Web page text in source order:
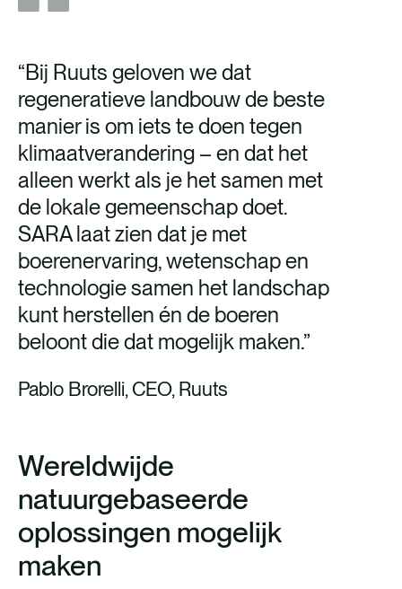
“Bij Ruuts geloven we dat
regeneratieve landbouw de beste
manier is om iets te doen tegen
klimaatverandering – en dat het
alleen werkt als je het samen met
de lokale gemeenschap doet.
SARA laat zien dat je met
boerenervaring, wetenschap en
technologie samen het landschap
kunt herstellen én de boeren
beloont die dat mogelijk maken.”
Pablo Brorelli, CEO, Ruuts
Wereldwijde
natuurgebaseerde
oplossingen mogelijk
maken